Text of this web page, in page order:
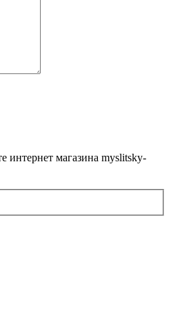
интернет магазина myslitsky-